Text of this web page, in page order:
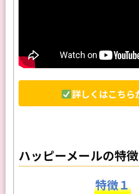
詳しくはこちら
ハッピーメールの特徴
特徴１